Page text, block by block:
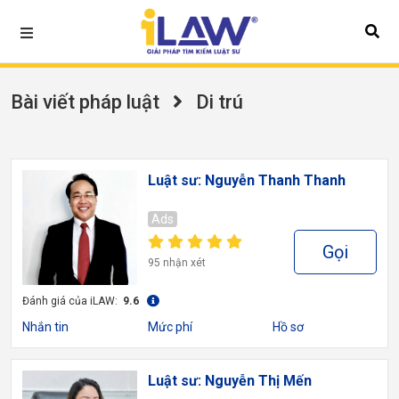
Bài viết pháp luật Di trú
Luật sư: Nguyễn Thanh Thanh
Ads
95 nhận xét Gọi
Đánh giá của iLAW: 9.6
Nhắn tin Mức phí Hồ sơ
Luật sư: Nguyễn Thị Mến